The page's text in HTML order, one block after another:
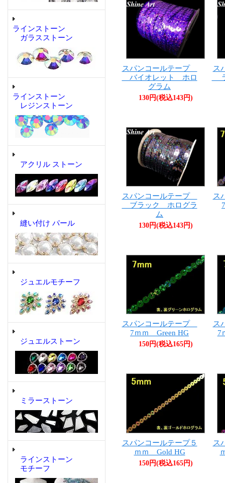
ラインストーン
ガラスストーン
ラインストーン
レジンストーン
アクリル ストーン
縫い付け パール
ジュエルモチーフ
ジュエルストーン
ミラーストーン
ラインストーン
モチーフ
スパンコールテープ
バイオレット ホロ
グラム
130円(税込143円)
ス
スパンコールテープ
ブラック ホログラ
ム
130円(税込143円)
ス
スパンコールテープ
7ｍｍ Green HG
150円(税込165円)
ス
7
スパンコールテープ５
ｍｍ Gold HG
150円(税込165円)
ス